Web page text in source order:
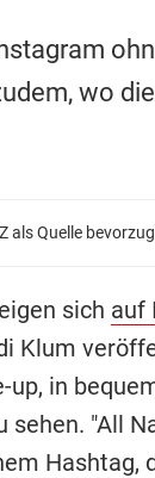
wo
als Quelle
sich auf
Klum
in
"All
Hashtag,